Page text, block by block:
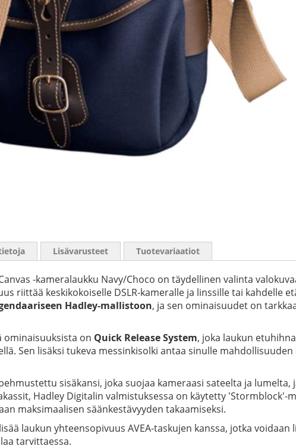
-kameralaukku Navy/Choco on täydellinen valinta
riittää keskikokoiselle DSLR-kameralle ja linssille tai kahdelle
Hadley-mallistoon, ja sen ominaisuudet on
ominaisuuksista on Quick Release System, joka laukun
Sen lisäksi tukeva messinkisolki antaa sinulle
sisäkansi, joka suojaa kameraasi sateelta ja
Hadley Digitalin valmistuksessa on käytetty 'Stormblock'-
maksimaalisen säänkestävyyden takaamiseksi.
laukun yhteensopivuus AVEA-taskujen kanssa, jotka
tarvittaessa.
Lisävarusteet Tuotevariaatiot